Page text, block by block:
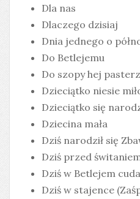
Dla nas
Dlaczego dzisiaj
Dnia jednego o
Do Betlejemu
Do szopy hej
Dzieciątko niesie
Dzieciątko się
Dziecina mała
Dziś narodził się
Dziś przed
Dziś w Betlejem
Dziś w stajence